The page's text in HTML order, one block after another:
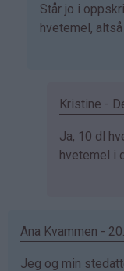
Som
svar
(ikke
Står jo i
hvetemel,
Kristine -
Som
svar
(ikke
Ja, 10 dl
hvetemel i
Ana Kvammen -
Jeg og min